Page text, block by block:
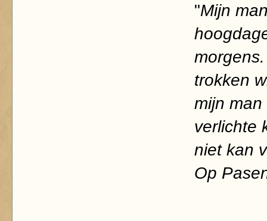
"Mijn
trokken
mijn
verlichte
niet kan
Op